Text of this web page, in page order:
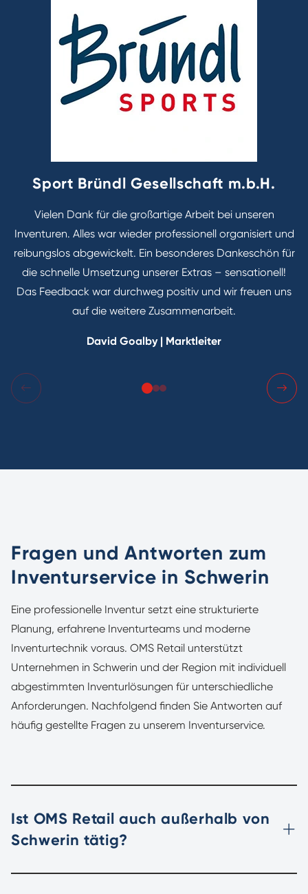
Sport Bründl Gesellschaft m.b.H.
Vielen Dank für die großartige Arbeit bei unseren
Inventuren. Alles war wieder professionell organisiert und
reibungslos abgewickelt. Ein besonderes Dankeschön für
die schnelle Umsetzung unserer Extras – sensationell!
Das Feedback war durchweg positiv und wir freuen uns
auf die weitere Zusammenarbeit.
David Goalby | Marktleiter
Fragen und Antworten zum
Inventurservice in Schwerin
Eine professionelle Inventur setzt eine strukturierte
Planung, erfahrene Inventurteams und moderne
Inventurtechnik voraus. OMS Retail unterstützt
Unternehmen in Schwerin und der Region mit individuell
abgestimmten Inventurlösungen für unterschiedliche
Anforderungen. Nachfolgend finden Sie Antworten auf
häufig gestellte Fragen zu unserem Inventurservice.
Ist OMS Retail auch außerhalb von
Schwerin tätig?